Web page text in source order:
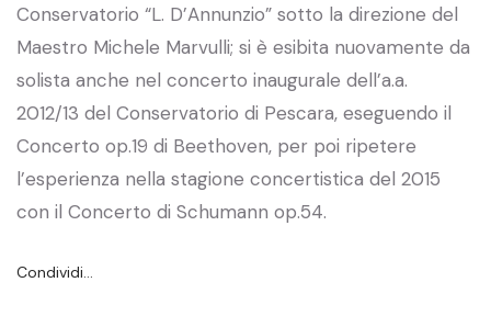
Conservatorio “L. D’Annunzio” sotto la direzione del
Maestro Michele Marvulli; si è esibita nuovamente da
solista anche nel concerto inaugurale dell’a.a.
2012/13 del Conservatorio di Pescara, eseguendo il
Concerto op.19 di Beethoven, per poi ripetere
l’esperienza nella stagione concertistica del 2015
con il Concerto di Schumann op.54.
Condividi…